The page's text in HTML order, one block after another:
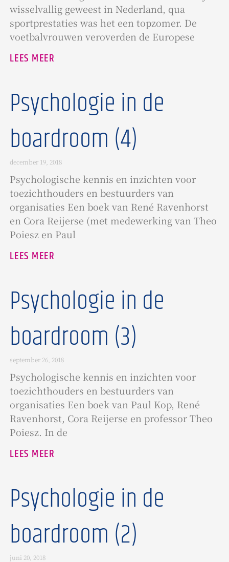
wisselvallig geweest in Nederland, qua
sportprestaties was het een topzomer. De
voetbalvrouwen veroverden de Europese
LEES MEER
Psychologie in de
boardroom (4)
december 19, 2018
Psychologische kennis en inzichten voor
toezichthouders en bestuurders van
organisaties Een boek van René Ravenhorst
en Cora Reijerse (met medewerking van Theo
Poiesz en Paul
LEES MEER
Psychologie in de
boardroom (3)
september 26, 2018
Psychologische kennis en inzichten voor
toezichthouders en bestuurders van
organisaties Een boek van Paul Kop, René
Ravenhorst, Cora Reijerse en professor Theo
Poiesz. In de
LEES MEER
Psychologie in de
boardroom (2)
juni 20, 2018